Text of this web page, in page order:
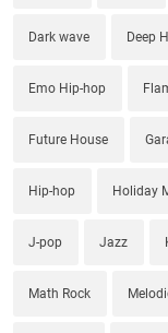
Dark wave Deep
Emo Hip-hop
Future House
Hip-hop Holiday
J-pop Jazz
Math Rock